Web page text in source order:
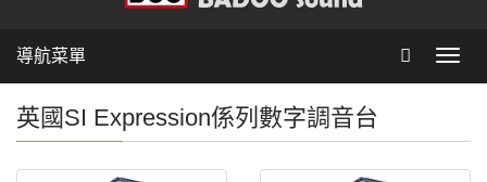
導航菜單
英國SI Expression係列數字調音台